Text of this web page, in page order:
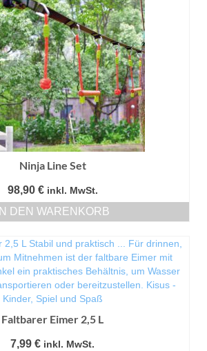
Ninja Line Set
98,90 € inkl. MwSt.
IN DEN WARENKORB
Faltbarer Eimer 2,5 L
7,99 € inkl. MwSt.